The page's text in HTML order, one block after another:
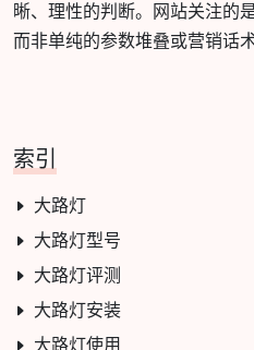
晰、理性的判断。网站关注的
而非单纯的参数堆叠或营销话术
索引
大路灯
大路灯型号
大路灯评测
大路灯安装
大路灯使用